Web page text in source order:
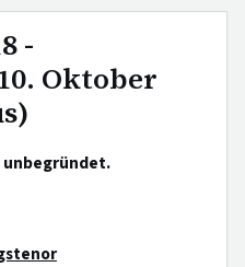
-
Oktober
unbegründet.